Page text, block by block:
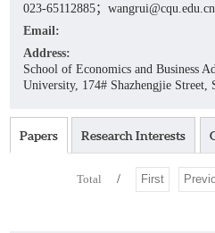
023-65112885；wangrui@cqu.edu.cn
Email:
Address:
School of Economics and Business
University, 174# Shazhengjie Street,
Papers Research Interests
Total / First